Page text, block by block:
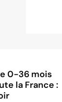
0-36 mois
la France :